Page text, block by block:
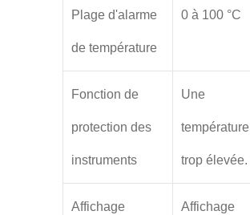
Plage d'alarme
de température
0 à 100 °C
Fonction de
protection des
instruments
Une
température
trop élevée.
Affichage Affichage